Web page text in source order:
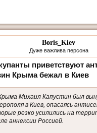
Boris_Kiev
Дуже важлива персона
приветствуют
Крыма бежал в Киев
Михаил Капустин был
в Киев, опасаясь
резко усилились на
аннексии Россией.